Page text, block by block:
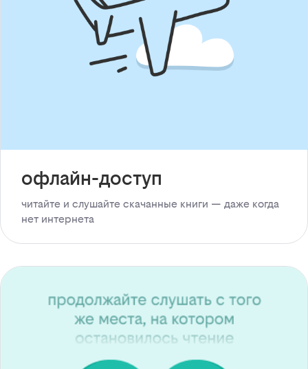
офлайн-доступ
читайте и слушайте скачанные книги — даже когда
нет интернета